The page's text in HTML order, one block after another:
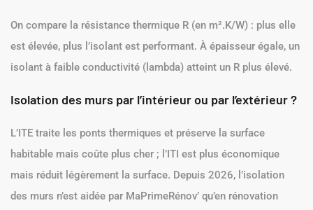
On compare la résistance thermique R (en m².K/W) : plus elle
est élevée, plus l’isolant est performant. À épaisseur égale, un
isolant à faible conductivité (lambda) atteint un R plus élevé.
Isolation des murs par l’intérieur ou par l’extérieur ?
L’ITE traite les ponts thermiques et préserve la surface
habitable mais coûte plus cher ; l’ITI est plus économique
mais réduit légèrement la surface. Depuis 2026, l’isolation
des murs n’est aidée par MaPrimeRénov’ qu’en rénovation